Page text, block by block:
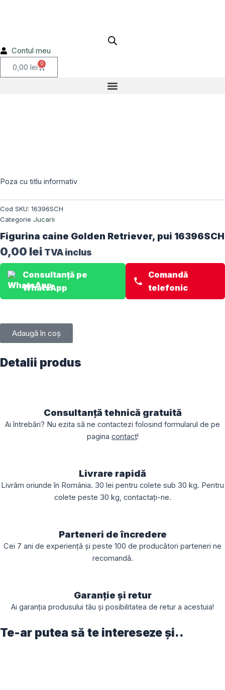
Contul meu
0,00 lei 0
Cart
Poza cu titlu informativ
Cod SKU: 16396SCH
Categorie Jucarii
Figurina caine Golden Retriever, pui 16396SCH
0,00 lei TVA inclus
Consultanță pe
WhatsApp
Comandă
telefonic
Adaugă în coș
Detalii produs
Consultanță tehnică gratuită
Ai întrebări? Nu ezita să ne contactezi folosind formularul de pe
pagina contact!
Livrare rapidă
Livrăm oriunde în România. 30 lei pentru colete sub 30 kg. Pentru
colete peste 30 kg, contactați-ne.
Parteneri de încredere
Cei 7 ani de experiență și peste 100 de producători parteneri ne
recomandă.
Garanție și retur
Ai garanția produsului tău și posibilitatea de retur a acestuia!
Te-ar putea să te intereseze și..